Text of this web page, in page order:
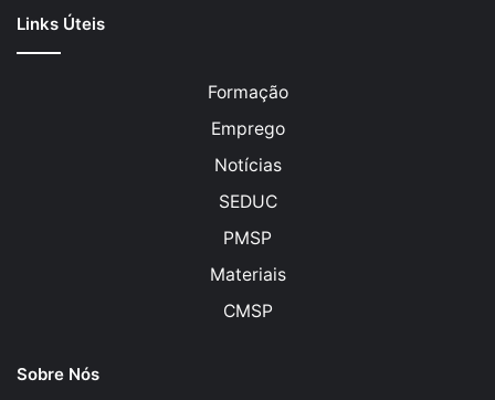
Links Úteis
Formação
Emprego
Notícias
SEDUC
PMSP
Materiais
CMSP
Sobre Nós